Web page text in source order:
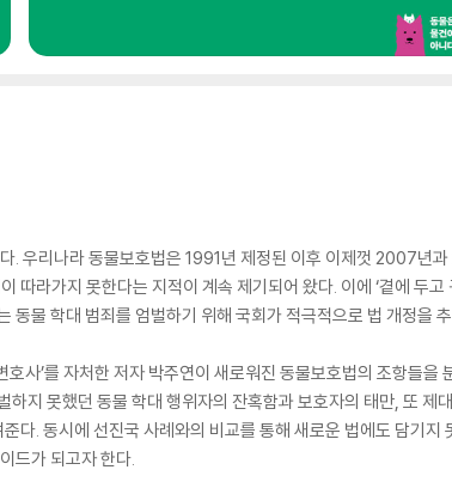
우리나라 동물보호법은 1991년 제정된 이후 이제껏 2007년
따라가지 못한다는 지적이 계속 제기되어 왔다. 이에 ‘곁에 두
동물 학대 범죄를 엄벌하기 위해 국회가 적극적으로 법 개정을
호사’를 자처한 저자 박주연이 새로워진 동물보호법의 조항들을
지 못했던 동물 학대 행위자의 잔혹함과 보호자의 태만, 또 제
다. 동시에 선진국 사례와의 비교를 통해 새로운 법에도 담기지
드가 되고자 한다.